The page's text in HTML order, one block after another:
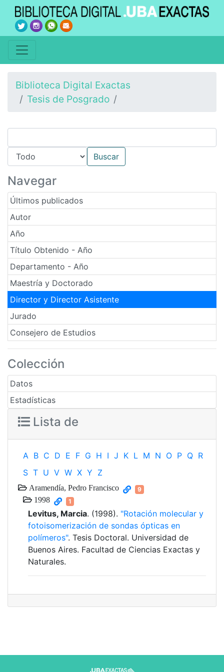
Biblioteca Digital Exactas
Tesis de Posgrado
Navegar
Últimos publicados
Autor
Año
Título Obtenido - Año
Departamento - Año
Maestría y Doctorado
Director y Director Asistente
Jurado
Consejero de Estudios
Colección
Datos
Estadísticas
Lista de
A B C D E F G H I J K L M N O P Q R
S T U V W X Y Z
Aramendía, Pedro Francisco 9
1998 1
Levitus, Marcia. (1998). "Rotación molecular y
fotoisomerización de sondas ópticas en
polímeros". Tesis Doctoral. Universidad de
Buenos Aires. Facultad de Ciencias Exactas y
Naturales.